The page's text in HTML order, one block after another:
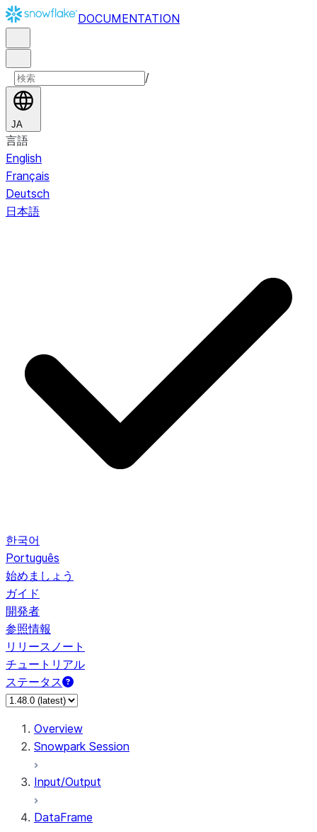
DOCUMENTATION
/
JA
言語
English
Français
Deutsch
日本語
한국어
Português
始めましょう
ガイド
開発者
参照情報
リリースノート
チュートリアル
ステータス
Overview
Snowpark Session
Input/Output
DataFrame